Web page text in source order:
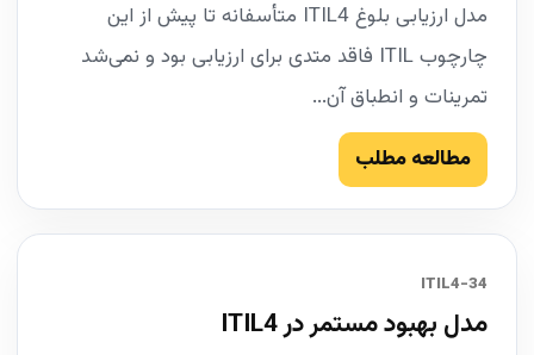
مدل ارزیابی بلوغ ITIL4 متأسفانه تا پیش از این
چارچوب ITIL فاقد متدی برای ارزیابی بود و نمی‌شد
تمرینات و انطباق آن...
مطالعه مطلب
34-ITIL4
مدل بهبود مستمر در ITIL4